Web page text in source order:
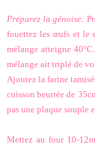
Préparez la génoise:
fouettez les œufs et le
mélange atteigne
mélange ait triplé de
Ajoutez la farine
cuisson beurrée de
pas une plaque souple
Mettez au four 10-